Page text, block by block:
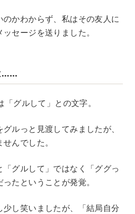
のかわからず、私はその友人に
セージを送りました。
……
グルして」との文字。
ルっと見渡してみましたが、
んでした。
グルして」ではなく「ググっ
たということが発覚。
少し笑いましたが、「結局自分